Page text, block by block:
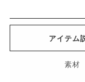
アイテム
素材